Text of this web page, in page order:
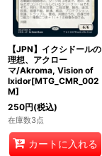
【JPN】イクシドールの
理想、アクロー
マ/Akroma, Vision of
Ixidor[MTG_CMR_002
M]
250円(税込)
在庫数3点
カートに入れる